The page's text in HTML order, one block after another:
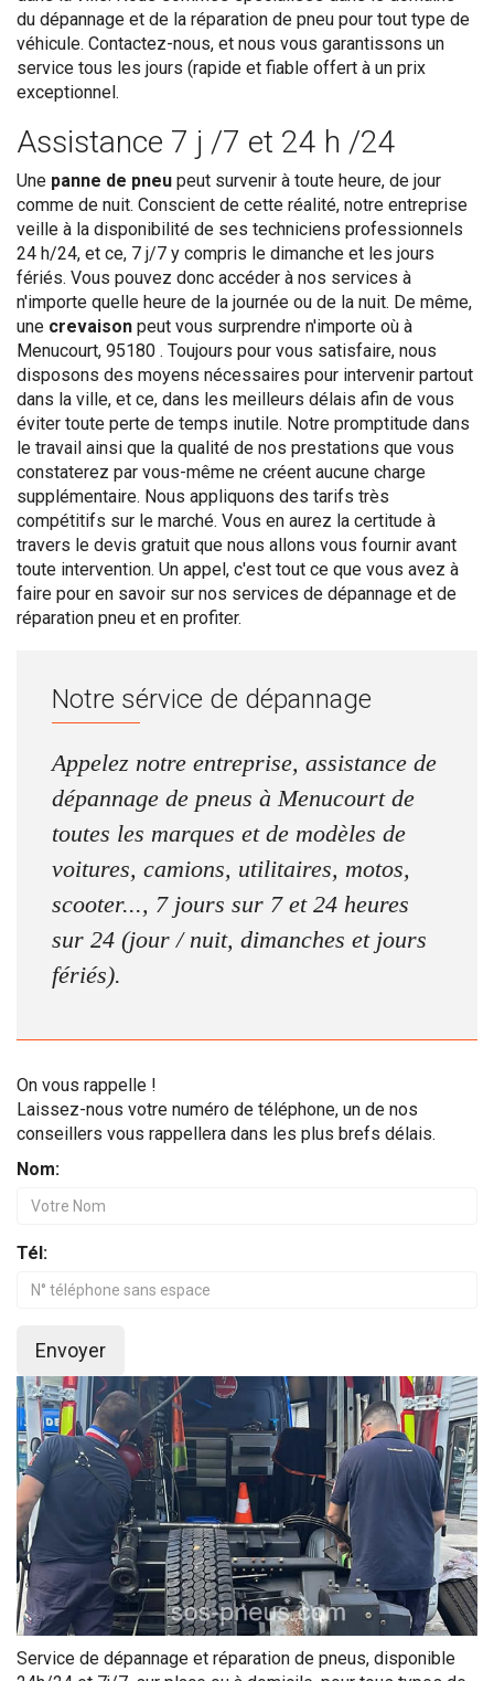
du dépannage et de la réparation de pneu pour tout type de
véhicule. Contactez-nous, et nous vous garantissons un
service tous les jours (rapide et fiable offert à un prix
exceptionnel.
Assistance 7 j /7 et 24 h /24
Une panne de pneu peut survenir à toute heure, de jour
comme de nuit. Conscient de cette réalité, notre entreprise
veille à la disponibilité de ses techniciens professionnels
24 h/24, et ce, 7 j/7 y compris le dimanche et les jours
fériés. Vous pouvez donc accéder à nos services à
n'importe quelle heure de la journée ou de la nuit. De même,
une crevaison peut vous surprendre n'importe où à
Menucourt, 95180 . Toujours pour vous satisfaire, nous
disposons des moyens nécessaires pour intervenir partout
dans la ville, et ce, dans les meilleurs délais afin de vous
éviter toute perte de temps inutile. Notre promptitude dans
le travail ainsi que la qualité de nos prestations que vous
constaterez par vous-même ne créent aucune charge
supplémentaire. Nous appliquons des tarifs très
compétitifs sur le marché. Vous en aurez la certitude à
travers le devis gratuit que nous allons vous fournir avant
toute intervention. Un appel, c'est tout ce que vous avez à
faire pour en savoir sur nos services de dépannage et de
réparation pneu et en profiter.
Notre sérvice de dépannage
Appelez notre entreprise, assistance de
dépannage de pneus à Menucourt de
toutes les marques et de modèles de
voitures, camions, utilitaires, motos,
scooter..., 7 jours sur 7 et 24 heures
sur 24 (jour / nuit, dimanches et jours
fériés).
On vous rappelle !
Laissez-nous votre numéro de téléphone, un de nos
conseillers vous rappellera dans les plus brefs délais.
Nom:
Tél:
Envoyer
Service de dépannage et réparation de pneus, disponible